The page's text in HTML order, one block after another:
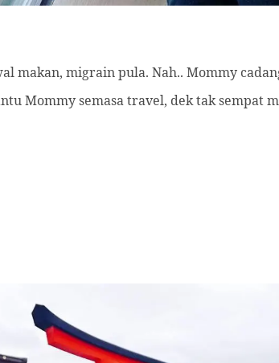
makan, migrain pula. Nah.. Mommy
Mommy semasa travel, dek tak sempat